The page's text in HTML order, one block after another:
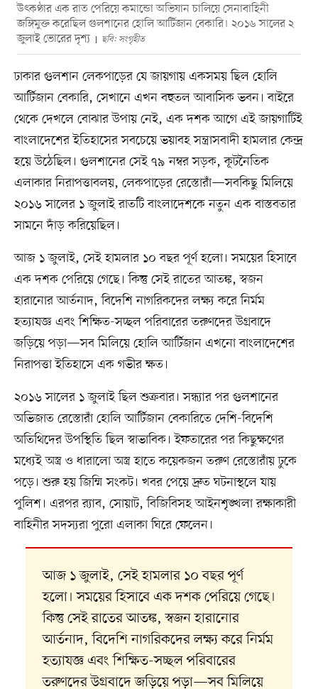
উৎকণ্ঠার এক রাত পেরিয়ে কমান্ডো অভিযান চালিয়ে সেনাবাহিনী
জঙ্গিমুক্ত করেছিল গুলশানের হোলি আর্টিজান বেকারি। ২০১৬ সালের ২
জুলাই ভোরের দৃশ্য
ছবি: সংগৃহীত
ঢাকার গুলশান লেকপাড়ের যে জায়গায় একসময় ছিল হোলি
আর্টিজান বেকারি, সেখানে এখন বহুতল আবাসিক ভবন। বাইরে
থেকে দেখলে বোঝার উপায় নেই, এক দশক আগে এই জায়গাটিই
বাংলাদেশের ইতিহাসের সবচেয়ে ভয়াবহ সন্ত্রাসবাদী হামলার কেন্দ্র
হয়ে উঠেছিল। গুলশানের সেই ৭৯ নম্বর সড়ক, কূটনৈতিক
এলাকার নিরাপত্তাবলয়, লেকপাড়ের রেস্তোরাঁ—সবকিছু মিলিয়ে
২০১৬ সালের ১ জুলাই রাতটি বাংলাদেশকে নতুন এক বাস্তবতার
সামনে দাঁড় করিয়েছিল।
আজ ১ জুলাই, সেই হামলার ১০ বছর পূর্ণ হলো। সময়ের হিসাবে
এক দশক পেরিয়ে গেছে। কিন্তু সেই রাতের আতঙ্ক, স্বজন
হারানোর আর্তনাদ, বিদেশি নাগরিকদের লক্ষ্য করে নির্মম
হত্যাযজ্ঞ এবং শিক্ষিত-সচ্ছল পরিবারের তরুণদের উগ্রবাদে
জড়িয়ে পড়া—সব মিলিয়ে হোলি আর্টিজান এখনো বাংলাদেশের
নিরাপত্তা ইতিহাসে এক গভীর ক্ষত।
২০১৬ সালের ১ জুলাই ছিল শুক্রবার। সন্ধ্যার পর গুলশানের
অভিজাত রেস্তোরাঁ হোলি আর্টিজান বেকারিতে দেশি-বিদেশি
অতিথিদের উপস্থিতি ছিল স্বাভাবিক। ইফতারের পর কিছুক্ষণের
মধ্যেই অস্ত্র ও ধারালো অস্ত্র হাতে কয়েকজন তরুণ রেস্তোরাঁয় ঢুকে
পড়ে। শুরু হয় জিম্মি সংকট। খবর পেয়ে দ্রুত ঘটনাস্থলে যায়
পুলিশ। এরপর র‍্যাব, সোয়াট, বিজিবিসহ আইনশৃঙ্খলা রক্ষাকারী
বাহিনীর সদস্যরা পুরো এলাকা ঘিরে ফেলেন।
আজ ১ জুলাই, সেই হামলার ১০ বছর পূর্ণ
হলো। সময়ের হিসাবে এক দশক পেরিয়ে গেছে।
কিন্তু সেই রাতের আতঙ্ক, স্বজন হারানোর
আর্তনাদ, বিদেশি নাগরিকদের লক্ষ্য করে নির্মম
হত্যাযজ্ঞ এবং শিক্ষিত-সচ্ছল পরিবারের
তরুণদের উগ্রবাদে জড়িয়ে পড়া—সব মিলিয়ে